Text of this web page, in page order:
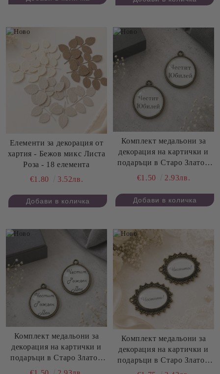
Елементи за декорация от
хартия - Бежов микс Листа
Роза - 18 елемента
€1.80
3.52лв.
Комплект медальони за
декорация на картички и
подаръци в Старо Злато -
Честит Юбилей - 2,20 см -
€1.50 2.93лв.
Комплект медальони за
декорация на картички и
подаръци в Старо Злато -
Честит Рожден Ден - 2,20
Комплект медальони за
декорация на картички и
подаръци в Старо Злато -
Честито - 3,00 х 4,00 см - 2